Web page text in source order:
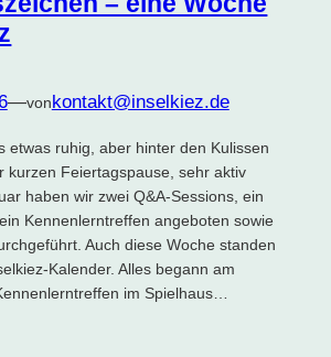
—vonkontakt@inselkiez.de
etwas ruhig, aber hinter den Kulissen
kurzen Feiertagspause, sehr aktiv
haben wir zwei Q&A-Sessions, ein
Kennenlerntreffen angeboten sowie
Auch diese Woche standen
Kalender. Alles begann am
im Spielhaus…